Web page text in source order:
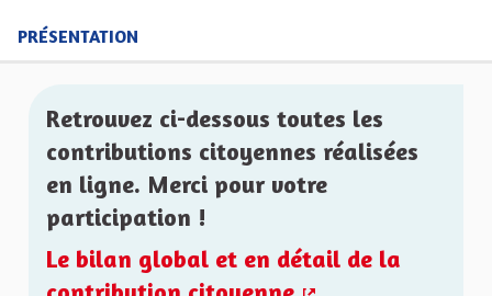
PRÉSENTATION
Retrouvez ci-dessous toutes les
contributions citoyennes réalisées
en ligne. Merci pour votre
participation !
Le bilan global et en détail de la